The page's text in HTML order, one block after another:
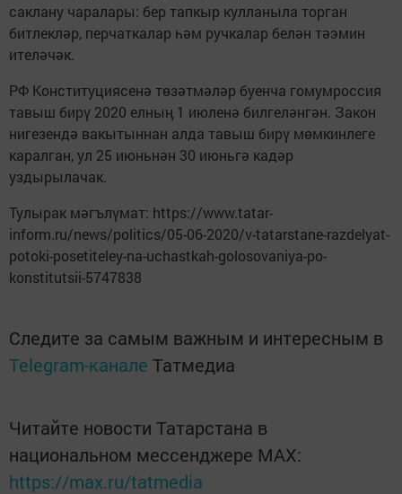
саклану чаралары: бер тапкыр кулланыла торган
битлекләр, перчаткалар һәм ручкалар белән тәэмин
ителәчәк.
РФ Конституциясенә төзәтмәләр буенча гомумроссия
тавыш бирү 2020 елның 1 июленә билгеләнгән. Закон
нигезендә вакытыннан алда тавыш бирү мөмкинлеге
каралган, ул 25 июньнән 30 июньгә кадәр
уздырылачак.
Тулырак мәгълүмат: https://www.tatar-
inform.ru/news/politics/05-06-2020/v-tatarstane-razdelyat-
potoki-posetiteley-na-uchastkah-golosovaniya-po-
konstitutsii-5747838
Следите за самым важным и интересным в
Telegram-канале Татмедиа
Читайте новости Татарстана в
национальном мессенджере MАХ:
https://max.ru/tatmedia